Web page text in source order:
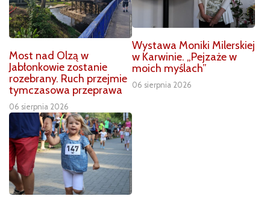
Most nad Olzą w
Jabłonkowie zostanie
rozebrany. Ruch przejmie
tymczasowa przeprawa
06 sierpnia 2026
Wystawa Moniki Milerskiej
w Karwinie. „Pejzaże w
moich myślach”
06 sierpnia 2026